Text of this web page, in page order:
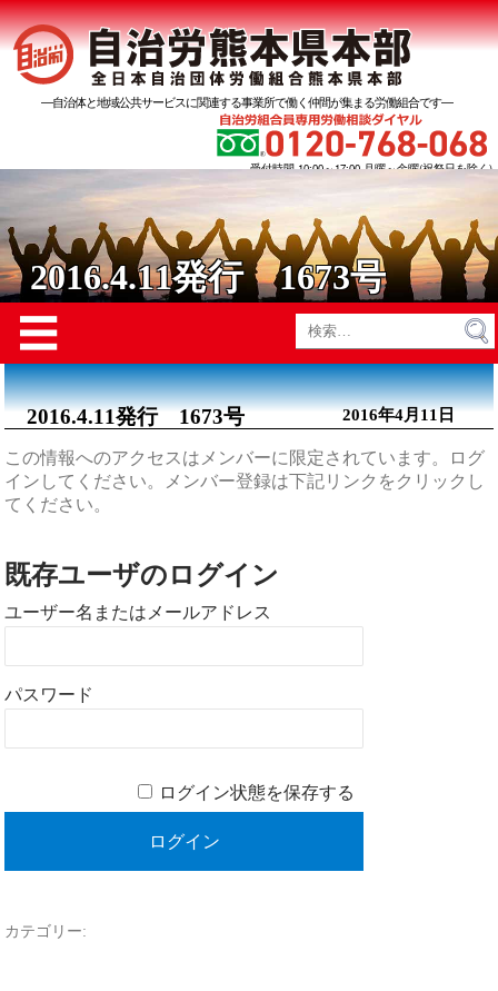
―自治体と地域公共サービスに関連する事業所で働く仲間が集まる労働組合です―
受付時間 10:00～17:00 月曜～金曜(祝祭日を除く)
2016.4.11発行 1673号
☰
検
索:
2016.4.11発行 1673号 2016年4月11日
この情報へのアクセスはメンバーに限定されています。ログ
インしてください。メンバー登録は下記リンクをクリックし
てください。
既存ユーザのログイン
ユーザー名またはメールアドレス
パスワード
ログイン状態を保存する
カテゴリー: